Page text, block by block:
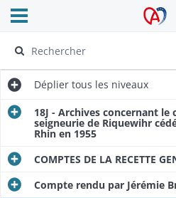
Archives
Ouvrir le menu déroulant
Déplier tous les niveaux
18J - Archives concernant
seigneurie de Riquewihr
Rhin en 1955
COMPTES DE LA RECETTE
Compte rendu par Jérémie